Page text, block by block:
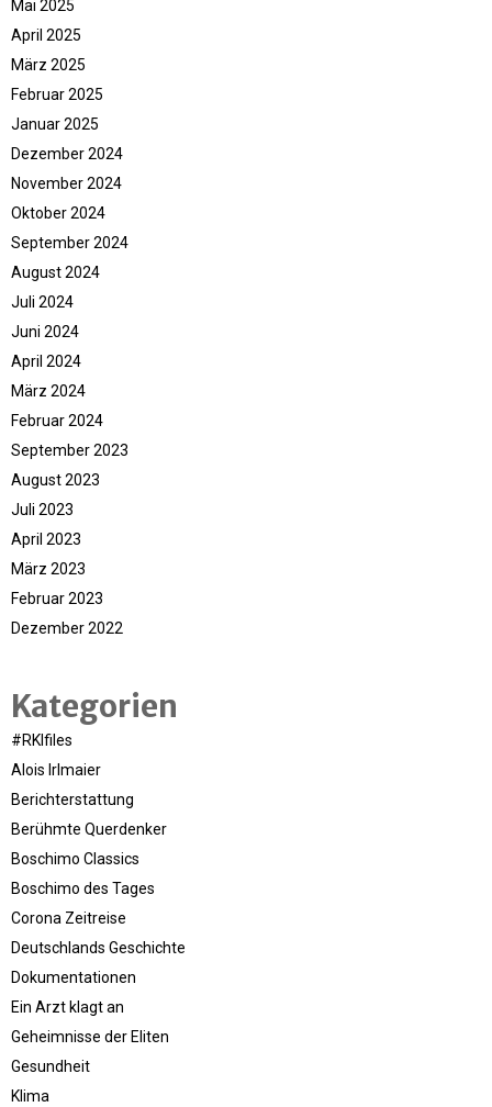
Mai 2025
April 2025
März 2025
Februar 2025
Januar 2025
Dezember 2024
November 2024
Oktober 2024
September 2024
August 2024
Juli 2024
Juni 2024
April 2024
März 2024
Februar 2024
September 2023
August 2023
Juli 2023
April 2023
März 2023
Februar 2023
Dezember 2022
Kategorien
#RKIfiles
Alois Irlmaier
Berichterstattung
Berühmte Querdenker
Boschimo Classics
Boschimo des Tages
Corona Zeitreise
Deutschlands Geschichte
Dokumentationen
Ein Arzt klagt an
Geheimnisse der Eliten
Gesundheit
Klima